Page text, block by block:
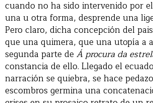
cuando no ha sido intervenido por
una u otra forma, desprende una
Pero claro, dicha concepción del
que una quimera, que una utopía a
segunda parte de Á procura da
constancia de ello. Llegado el
narración se quiebra, se hace
escombros germina una